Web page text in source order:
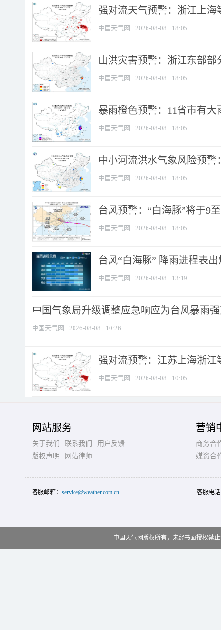
强对流天气预警：浙江上海
中国天气网 2026-08-08 18:05
山洪灾害预警：浙江东部
中国天气网 2026-08-08 18:05
暴雨橙色预警：11省市有
中国天气网 2026-08-08 18:05
中小河流洪水气象风险预
中国天气网 2026-08-08 18:05
台风预警：“白海豚”将于9
中国天气网 2026-08-08 18:05
台风“白海豚” 降雨进程表
中国天气网 2026-08-08 13:19
中国气象局升级调整应急响应为台风暴雨
中国天气网 2026-08-08 10:26
强对流预警：江苏上海浙江
中国天气网 2026-08-08 10:05
网站服务
关于我们 联系我们
用户反馈
版权声明
网站律师
营销
商务合
媒资合
客服邮箱： service@weather.com.cn 客服电
中国天气网版权所有，未经书面授权